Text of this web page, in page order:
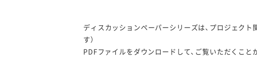
ディスカッションペーパーシリーズは、プロジェク
す）
PDFファイルをダウンロードして、ご覧いただくこと